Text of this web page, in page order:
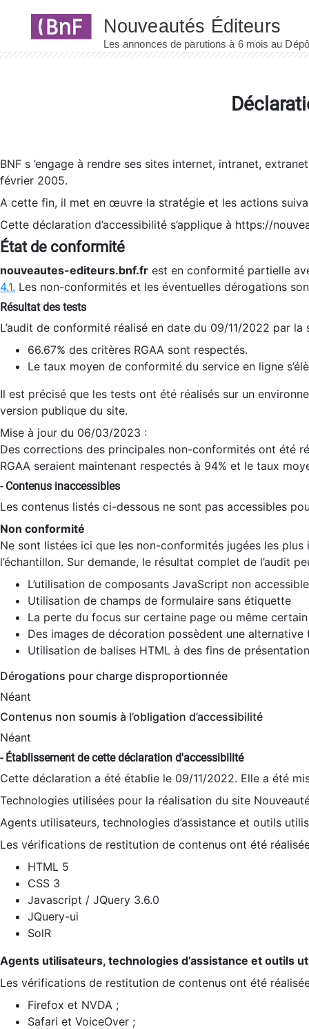
BNF s ’engage à rendre ses sites internet, intranet,
février 2005.
A cette fin, il met en œuvre la stratégie et les actions
Cette déclaration d’accessibilité s’applique à https://
État de conformité
nouveautes-editeurs.bnf.fr est en conformité partielle
4.1. Les non-conformités et les éventuelles dérogations
Résultat des tests
L’audit de conformité réalisé en date du 09/11/2022 par
66.67% des critères RGAA sont respectés.
Le taux moyen de conformité du service en ligne
Il est précisé que les tests ont été réalisés sur un
version publique du site.
Mise à jour du 06/03/2023 :
Des corrections des principales non-conformités ont été
RGAA seraient maintenant respectés à 94% et le taux
- Contenus inaccessibles
Les contenus listés ci-dessous ne sont pas accessibles
Non conformité
Ne sont listées ici que les non-conformités jugées les
l’échantillon. Sur demande, le résultat complet de l’audit
L’utilisation de composants JavaScript non
Utilisation de champs de formulaire sans étiquette
La perte du focus sur certaine page ou même
Des images de décoration possèdent une alternative
Utilisation de balises HTML à des fins de
Dérogations pour charge disproportionnée
Néant
Contenus non soumis à l’obligation d’accessibilité
Néant
- Établissement de cette déclaration d'accessibilité
Cette déclaration a été établie le 09/11/2022. Elle a été
Technologies utilisées pour la réalisation du site
Agents utilisateurs, technologies d’assistance et outils
Les vérifications de restitution de contenus ont été
HTML 5
CSS 3
Javascript / JQuery 3.6.0
JQuery-ui
SolR
Agents utilisateurs, technologies d’assistance et outils
Les vérifications de restitution de contenus ont été
Firefox et NVDA ;
Safari et VoiceOver ;